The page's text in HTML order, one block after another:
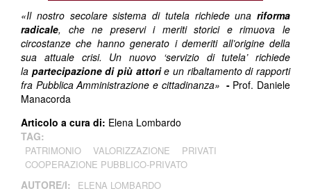
«Il nostro secolare sistema di tutela richiede una riforma
radicale, che ne preservi i meriti storici e rimuova le
circostanze che hanno generato i demeriti all’origine della
sua attuale crisi. Un nuovo ‘servizio di tutela’ richiede
la partecipazione di più attorie un ribaltamento di rapporti
fra Pubblica Amministrazione e cittadinanza» - Prof. Daniele
Manacorda
Articolo a cura di: Elena Lombardo
TAG:
PATRIMONIO VALORIZZAZIONE
PRIVATI
COOPERAZIONE PUBBLICO-PRIVATO
AUTORE/I: ELENA LOMBARDO